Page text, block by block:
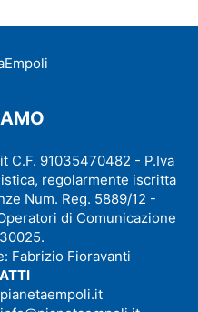
C.F. 91035470482 - P.Iva
regolarmente iscritta
Num. Reg. 5889/12 -
di Comunicazione
Fabrizio Fioravanti